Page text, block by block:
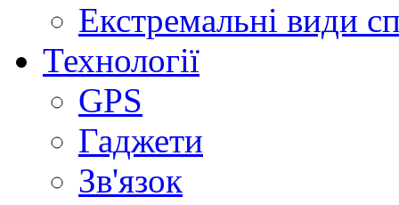
Екстремальні види
Технології
GPS
Гаджети
Зв'язок